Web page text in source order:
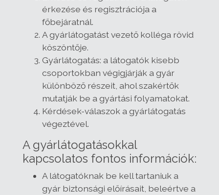
érkezése és regisztrációja a
főbejáratnál.
A gyárlátogatást vezető kolléga rövid
köszöntője.
Gyárlátogatás: a látogatók kisebb
csoportokban végigjárják a gyár
különböző részeit, ahol szakértők
mutatják be a gyártási folyamatokat.
Kérdések-válaszok a gyárlátogatás
végeztével.
A gyárlátogatásokkal
kapcsolatos fontos információk:
A látogatóknak be kell tartaniuk a
gyár biztonsági előírásait, beleértve a